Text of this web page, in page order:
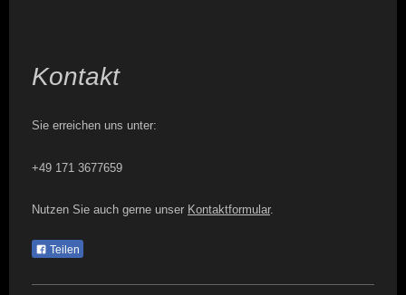
Kontakt
Sie erreichen uns unter:
+49 171 3677659
Nutzen Sie auch gerne unser Kontaktformular.
Teilen